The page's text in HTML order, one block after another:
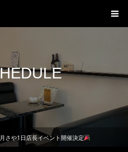
さや1日店長イベント開催決定